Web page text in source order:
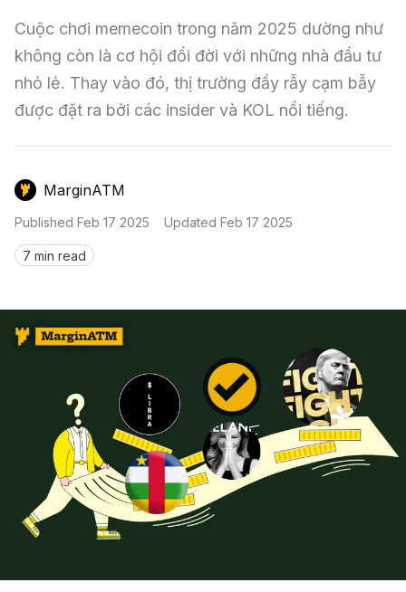
Sàn Giao Dịch
Công Cụ Đầu Tư
Mô Hình Biểu Đồ Giá
GameFi
Cuộc chơi memecoin trong năm 2025 dường như
không còn là cơ hội đổi đời với những nhà đầu tư
nhỏ lẻ. Thay vào đó, thị trường đầy rẫy cạm bẫy
được đặt ra bởi các insider và KOL nổi tiếng.
MarginATM
Published Feb 17 2025 Updated Feb 17 2025
7 min read